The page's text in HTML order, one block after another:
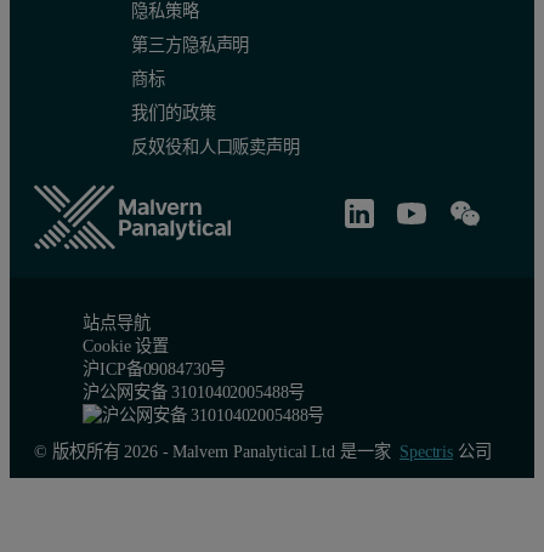
隐私策略
第三方隐私声明
商标
我们的政策
反奴役和人口贩卖声明
站点导航
Cookie 设置
沪ICP备09084730号
沪公网安备 31010402005488号
© 版权所有 2026 - Malvern Panalytical Ltd 是一家 Spectris公司